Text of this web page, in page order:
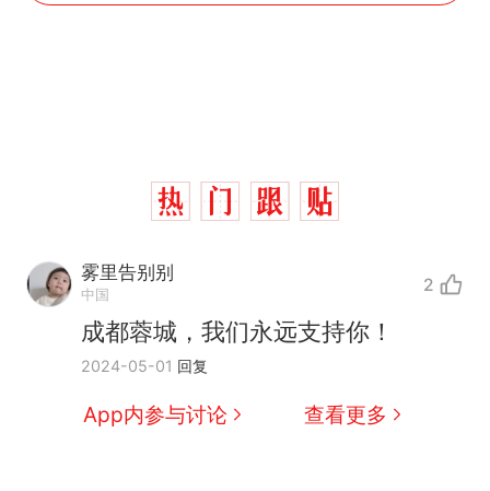
雾里告别别
中国 2
成都蓉城，我们永远支持你！
2024-05-01 回复
App内参与讨论 查看更多
么？
费大厨“全国小炒肉大王”称
号，仅凭视频评出？中国烹饪
协会回应
男子上山采菌偶然发现鸡枞菌
窝，原地守1天等它长大：挖了
140多朵
美国渔民钓获鲨鱼徒手将其拽